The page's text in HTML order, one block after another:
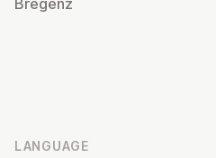
Bregenz
LANGUAGE